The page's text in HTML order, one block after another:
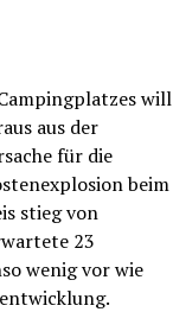
will
aus der
für die
beim
stieg von
23
wenig vor wie